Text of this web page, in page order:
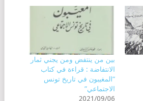
بين من ينتفض ومن يجني ثمار
الانتفاضة : قراءة في كتاب
“المغيبون في تاريخ تونس
الاجتماعي”
2021/09/06